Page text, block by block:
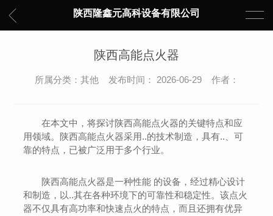
陕西隆鑫元高科设备有限公司
陕西高能点火器
所属分类：其他 发布时间： 2026-06-29 作者：
在本文中，将探讨陕西高能点火器的关键特点和应
用领域。陕西高能点火器采用..的技术制造，具有..、可
靠的特点，已被广泛用于多个行业。
陕西高能点火器是一种性能 的设备，经过精心设计
和制造，以..其在各种环境下的可靠性和稳定性。该点火
器不仅具有高功率和快速点火的特点，而且还拥有优异